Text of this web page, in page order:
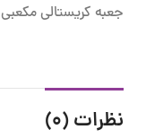
جعبه کریستالی مکعبی
نظرات (0)